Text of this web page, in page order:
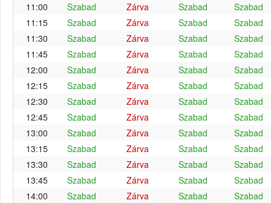
11:00
Szabad Zárva Szabad
Szabad
11:15
Szabad Zárva Szabad
Szabad
11:30
Szabad Zárva Szabad
Szabad
11:45
Szabad Zárva Szabad
Szabad
12:00
Szabad Zárva Szabad
Szabad
12:15
Szabad Zárva Szabad
Szabad
12:30
Szabad Zárva Szabad
Szabad
12:45
Szabad Zárva Szabad
Szabad
13:00
Szabad Zárva Szabad
Szabad
13:15
Szabad Zárva Szabad
Szabad
13:30
Szabad Zárva Szabad
Szabad
13:45
Szabad Zárva Szabad
Szabad
14:00
Szabad Zárva Szabad
Szabad